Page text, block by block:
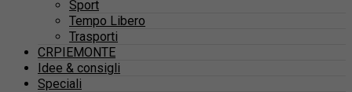
Sport
Tempo Libero
Trasporti
CRPIEMONTE
Idee & consigli
Speciali